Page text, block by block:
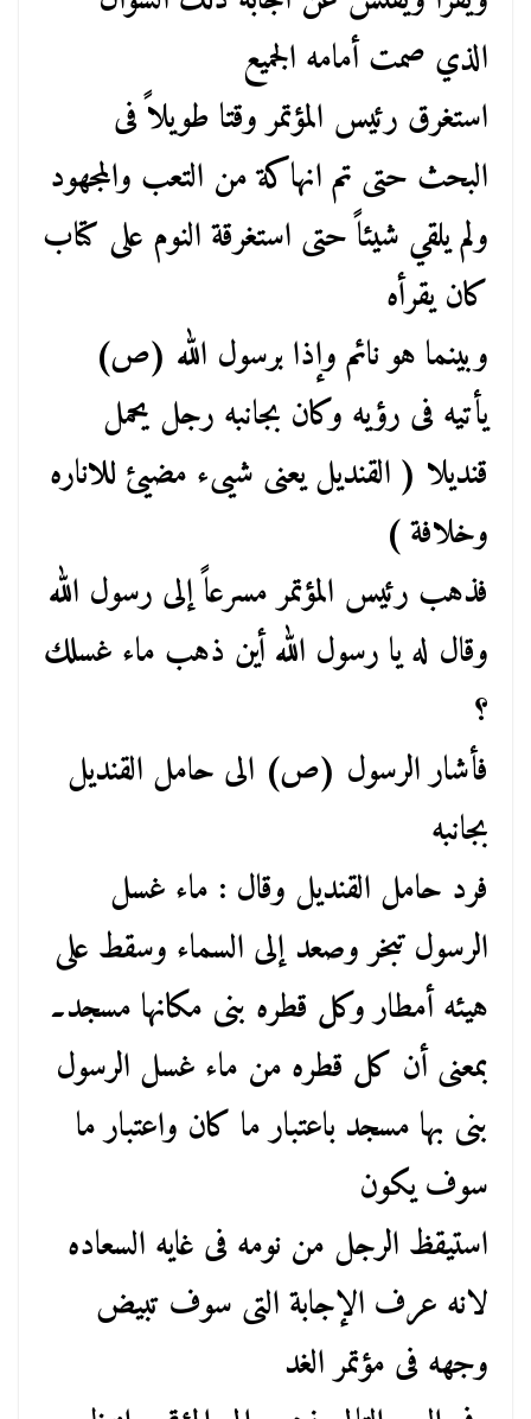
الذي صمت أمامه الجميع
استغرق رئيس المؤتمر وقتا طويلاً فى
البحث حتى تم انهاكة من التعب والمجهود
ولم يلقي شيئاً حتى استغرقة النوم على كتاب
كان يقرأه
وبينما هو نائم وإذا برسول الله (ص)
يأتيه فى رؤيه وكان بجانبه رجل يحمل
قنديلا ( القنديل يعنى شيىء مضيئ للاناره
وخلافة )
فذهب رئيس المؤتمر مسرعاً إلى رسول الله
وقال له يا رسول الله أين ذهب ماء غسلك
؟
فأشار الرسول (ص) الى حامل القنديل
بجانبه
فرد حامل القنديل وقال : ماء غسل
الرسول تبخر وصعد إلى السماء وسقط على
هيئه أمطار وكل قطره بنى مكانها مسجد۔
بمعنى أن كل قطره من ماء غسل الرسول
بنى بها مسجد باعتبار ما كان واعتبار ما
سوف يكون
استيقظ الرجل من نومه فى غايه السعاده
لانه عرف الإجابة التى سوف تبيض
وجهه فى مؤتمر الغد